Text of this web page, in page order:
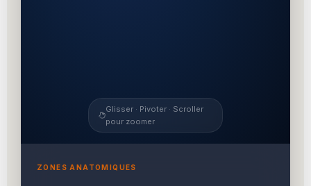
Glisser · Pivoter · Scroller
pour zoomer
ZONES ANATOMIQUES